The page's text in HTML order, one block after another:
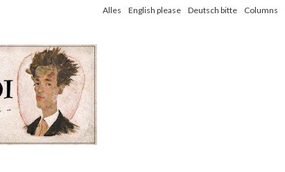
Alles English please Deutsch bitte Columns